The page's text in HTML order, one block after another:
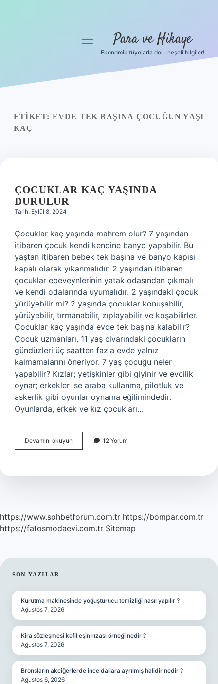
Yasal Uyarı
menüyü
Para ve Hikaye
Ekonomik tüyolarla dolu neşeli bilgiler!
ETIKET: EVDE TEK BAŞINA ÇOCUĞUN YAŞI
KAÇ
ÇOCUKLAR KAÇ YAŞINDA
DURULUR
Tarih: Eylül 8, 2024
Çocuklar kaç yaşında mahrem olur? 7 yaşından
itibaren çocuk kendi kendine banyo yapabilir. Bu
yaştan itibaren bebek tek başına ve banyo kapısı
kapalı olarak yıkanmalıdır. 2 yaşından itibaren
çocuklar ebeveynlerinin yatak odasından çıkmalı
ve kendi odalarında uyumalıdır. 2 yaşındaki çocuk
yürüyebilir mi? 2 yaşında çocuklar konuşabilir,
yürüyebilir, tırmanabilir, zıplayabilir ve koşabilirler.
Çocuklar kaç yaşında evde tek başına kalabilir?
Çocuk uzmanları, 11 yaş civarındaki çocukların
gündüzleri üç saatten fazla evde yalnız
kalmamalarını öneriyor. 7 yaş çocuğu neler
yapabilir? Kızlar; yetişkinler gibi giyinir ve evcilik
oynar; erkekler ise araba kullanma, pilotluk ve
askerlik gibi oyunlar oynama eğilimindedir.
Oyunlarda, erkek ve kız çocukları…
Devamını okuyun Çocuklar
Kaç
12 Yorum
https://www.sohbetforum.com.tr https://bompar.com.tr
https://fatosmodaevi.com.tr Sitemap
SIDEBAR
SON YAZILAR
Kurutma makinesinde yoğuşturucu temizliği nasıl yapılır ?
Ağustos 7, 2026
Kira sözleşmesi kefil eşin rızası örneği nedir ?
Ağustos 7, 2026
Bronşların akciğerlerde ince dallara ayrılmış halidir nedir ?
Ağustos 6, 2026